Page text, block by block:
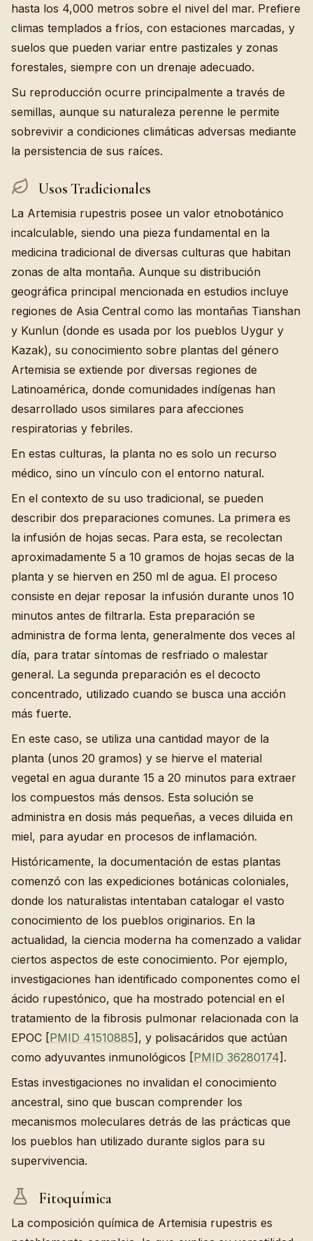
hasta los 4,000 metros sobre el nivel del mar. Prefiere
climas templados a fríos, con estaciones marcadas, y
suelos que pueden variar entre pastizales y zonas
forestales, siempre con un drenaje adecuado.
Su reproducción ocurre principalmente a través de
semillas, aunque su naturaleza perenne le permite
sobrevivir a condiciones climáticas adversas mediante
la persistencia de sus raíces.
Usos Tradicionales
La Artemisia rupestris posee un valor etnobotánico
incalculable, siendo una pieza fundamental en la
medicina tradicional de diversas culturas que habitan
zonas de alta montaña. Aunque su distribución
geográfica principal mencionada en estudios incluye
regiones de Asia Central como las montañas Tianshan
y Kunlun (donde es usada por los pueblos Uygur y
Kazak), su conocimiento sobre plantas del género
Artemisia se extiende por diversas regiones de
Latinoamérica, donde comunidades indígenas han
desarrollado usos similares para afecciones
respiratorias y febriles.
En estas culturas, la planta no es solo un recurso
médico, sino un vínculo con el entorno natural.
En el contexto de su uso tradicional, se pueden
describir dos preparaciones comunes. La primera es
la infusión de hojas secas. Para esta, se recolectan
aproximadamente 5 a 10 gramos de hojas secas de la
planta y se hierven en 250 ml de agua. El proceso
consiste en dejar reposar la infusión durante unos 10
minutos antes de filtrarla. Esta preparación se
administra de forma lenta, generalmente dos veces al
día, para tratar síntomas de resfriado o malestar
general. La segunda preparación es el decocto
concentrado, utilizado cuando se busca una acción
más fuerte.
En este caso, se utiliza una cantidad mayor de la
planta (unos 20 gramos) y se hierve el material
vegetal en agua durante 15 a 20 minutos para extraer
los compuestos más densos. Esta solución se
administra en dosis más pequeñas, a veces diluida en
miel, para ayudar en procesos de inflamación.
Históricamente, la documentación de estas plantas
comenzó con las expediciones botánicas coloniales,
donde los naturalistas intentaban catalogar el vasto
conocimiento de los pueblos originarios. En la
actualidad, la ciencia moderna ha comenzado a validar
ciertos aspectos de este conocimiento. Por ejemplo,
investigaciones han identificado componentes como el
ácido rupestónico, que ha mostrado potencial en el
tratamiento de la fibrosis pulmonar relacionada con la
EPOC [PMID 41510885], y polisacáridos que actúan
como adyuvantes inmunológicos [PMID 36280174].
Estas investigaciones no invalidan el conocimiento
ancestral, sino que buscan comprender los
mecanismos moleculares detrás de las prácticas que
los pueblos han utilizado durante siglos para su
supervivencia.
Fitoquímica
La composición química de Artemisia rupestris es